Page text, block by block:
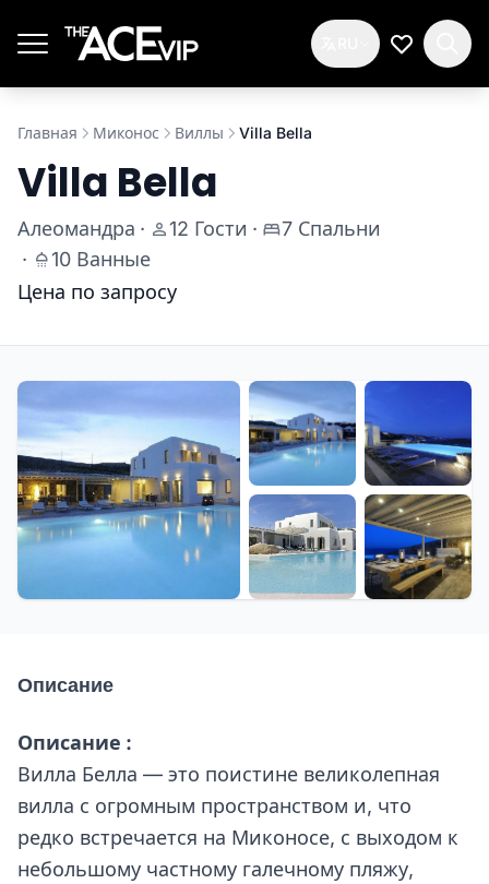
Мой
Главная Миконос Виллы Villa Bella
Villa Bella
Алеомандра · 12 Гости ·
7 Спальни
·
10 Ванные
Цена по запросу
Описание
Описание :
Вилла Белла — это поистине великолепная
вилла с огромным пространством и, что
редко встречается на Миконосе, с выходом к
небольшому частному галечному пляжу,